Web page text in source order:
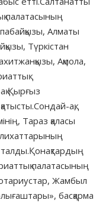
палатасының
Алматы
Түркістан
Ақмола,
Қырғыз
ақ,
Тараз қаласы
палатасының
Жамбыл
басқарма